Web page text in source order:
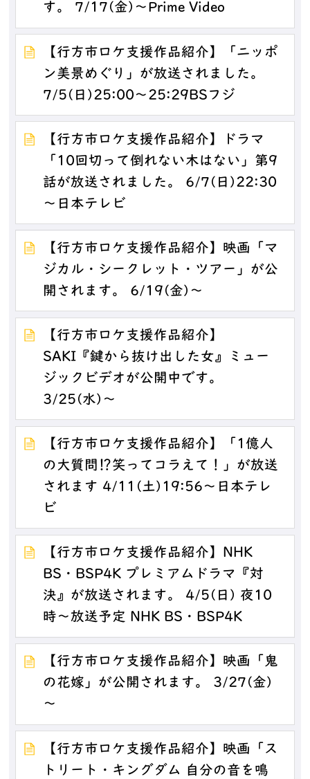
す。 7/17(金)～Prime Video
【行方市ロケ支援作品紹介】「ニッポ
ン美景めぐり」が放送されました。
7/5(日)25:00～25:29BSフジ
【行方市ロケ支援作品紹介】ドラマ
「10回切って倒れない木はない」第9
話が放送されました。 6/7(日)22:30
～日本テレビ
【行方市ロケ支援作品紹介】映画「マ
ジカル・シークレット・ツアー」が公
開されます。 6/19(金)～
【行方市ロケ支援作品紹介】
SAKI『鍵から抜け出した女』ミュー
ジックビデオが公開中です。
3/25(水)～
【行方市ロケ支援作品紹介】「1億人
の大質問⁉笑ってコラえて！」が放送
されます 4/11(土)19:56～日本テレ
ビ
【行方市ロケ支援作品紹介】NHK
BS・BSP4K プレミアムドラマ『対
決』が放送されます。 4/5(日) 夜10
時～放送予定 NHK BS・BSP4K
【行方市ロケ支援作品紹介】映画「鬼
の花嫁」が公開されます。 3/27(金)
～
【行方市ロケ支援作品紹介】映画「ス
トリート・キングダム 自分の音を鳴